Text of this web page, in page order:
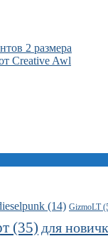
2 размера
Creative Awl
(14) GizmoLT
(35) для